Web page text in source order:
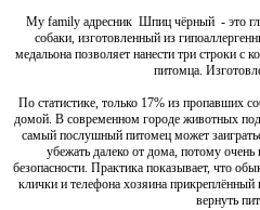
медальон для
собаки,
из
гипоаллергенных
материалов.
Оборотная
сторона
My family адресник Шпиц чёрный - это
собаки, изготовленный из
медальона позволяет нанести три строки с
питомца.
По статистике, только 17% из пропавших
домой. В современном городе животных
самый послушный питомец может
убежать далеко от дома, потому очень
безопасности. Практика показывает, что
клички и телефона хозяина
вернуть